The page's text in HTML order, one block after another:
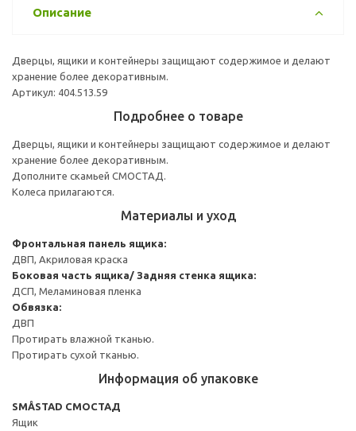
Описание
Дверцы, ящики и контейнеры защищают содержимое и делают
хранение более декоративным.
Артикул: 404.513.59
Подробнее о товаре
Дверцы, ящики и контейнеры защищают содержимое и делают
хранение более декоративным.
Дополните скамьей СМОСТАД.
Колеса прилагаются.
Материалы и уход
Фронтальная панель ящика:
ДВП, Акриловая краска
Боковая часть ящика/ Задняя стенка ящика:
ДСП, Меламиновая пленка
Обвязка:
ДВП
Протирать влажной тканью.
Протирать сухой тканью.
Информация об упаковке
SMÅSTAD СМОСТАД
Ящик